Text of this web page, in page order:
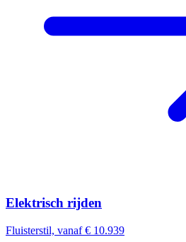
Elektrisch rijden
Fluisterstil, vanaf € 10.939